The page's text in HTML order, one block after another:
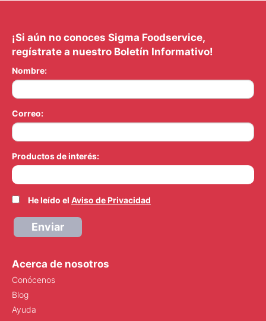
¡Si aún no conoces Sigma Foodservice,
regístrate a nuestro Boletín Informativo!
Nombre:
Correo:
Productos de interés:
He leído el Aviso de Privacidad
Enviar
Acerca de nosotros
Conócenos
Blog
Ayuda